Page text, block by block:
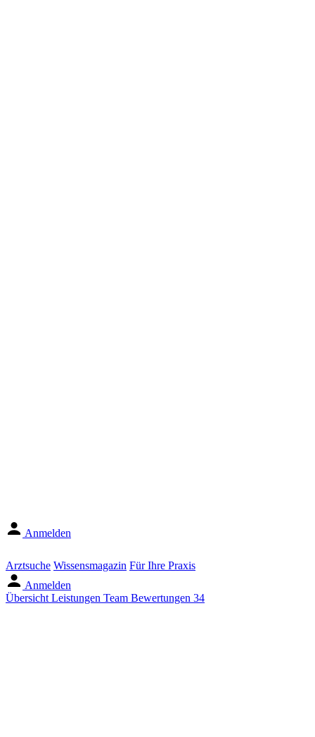
Anmelden
Arztsuche Wissensmagazin Für Ihre Praxis
Anmelden
Übersicht Leistungen Team Bewertungen 34